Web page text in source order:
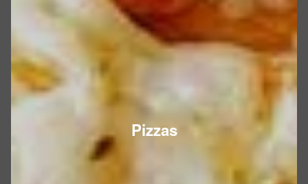
Pizzas